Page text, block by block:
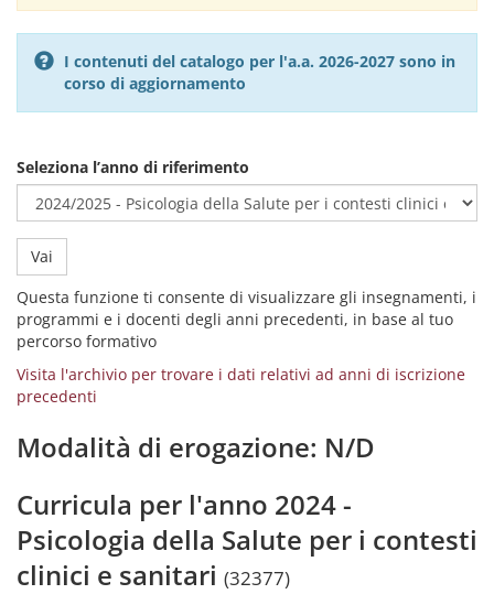
I contenuti del catalogo per l'a.a. 2026-2027 sono in
corso di aggiornamento
Seleziona l’anno di riferimento
Vai
Questa funzione ti consente di visualizzare gli insegnamenti, i
programmi e i docenti degli anni precedenti, in base al tuo
percorso formativo
Visita l'archivio per trovare i dati relativi ad anni di iscrizione
precedenti
Modalità di erogazione: N/D
Curricula per l'anno 2024 -
Psicologia della Salute per i contesti
clinici e sanitari (32377)